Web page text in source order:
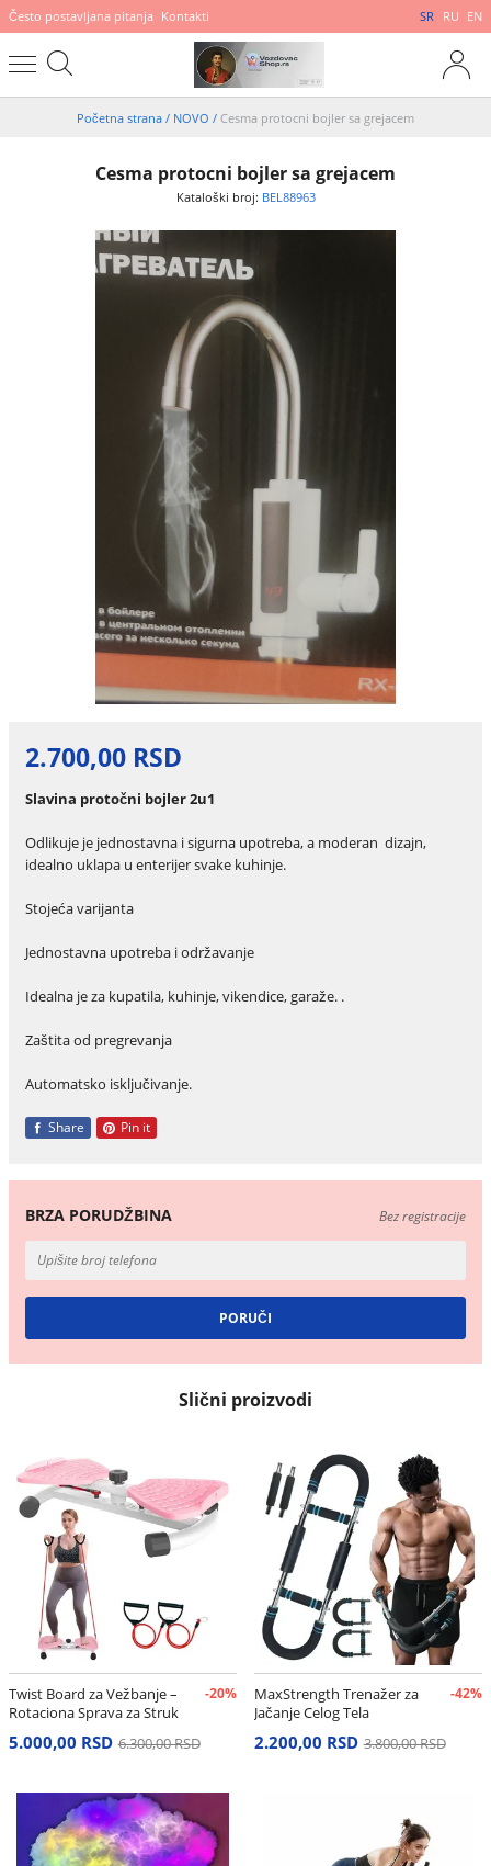
Često postavljana pitanja Kontakti SR RU EN
Početna strana / NOVO / Cesma protocni bojler sa grejacem
Cesma protocni bojler sa grejacem
Kataloški broj: BEL88963
2.700,00 RSD
Slavina protočni bojler 2u1
Odlikuje je jednostavna i sigurna upotreba, a moderan dizajn,
idealno uklapa u enterijer svake kuhinje.
Stojeća varijanta
Jednostavna upotreba i održavanje
Idealna je za kupatila, kuhinje, vikendice, garaže. .
Zaštita od pregrevanja
Automatsko isključivanje.
Share Pin it
BRZA PORUDŽBINA Bez registracije
Slični proizvodi
Twist Board za Vežbanje –
Rotaciona Sprava za Struk
-20%
5.000,00 RSD 6.300,00 RSD
MaxStrength Trenažer za
Jačanje Celog Tela
-42%
2.200,00 RSD 3.800,00 RSD